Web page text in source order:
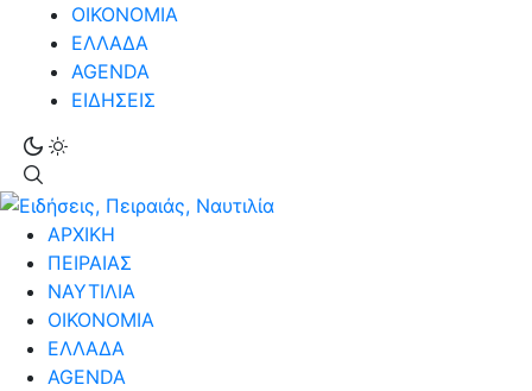
ΟΙΚΟΝΟΜΙΑ
ΕΛΛΑΔΑ
AGENDA
ΕΙΔΗΣΕΙΣ
ΑΡΧΙΚΗ
ΠΕΙΡΑΙΑΣ
ΝΑΥΤΙΛΙΑ
ΟΙΚΟΝΟΜΙΑ
ΕΛΛΑΔΑ
AGENDA